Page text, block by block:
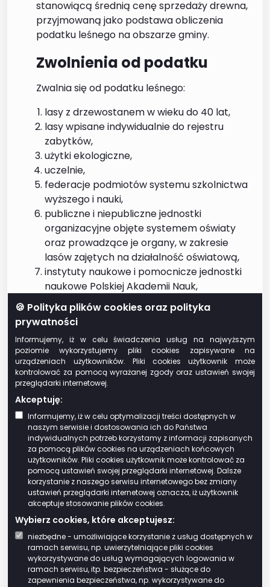
🍪 Polityka plików cookies oraz polityka
prywatności
Informujemy, iż w celu świadczenia usług na najwyższym
poziomie wykorzystujemy pliki cookies zapisywane na
urządzeniach użytkowników. Pliki cookies użytkownik może
kontrolować za pomocą wyrażanej zgody oraz ustawień swojej
przeglądarki internetowej.
Akceptuję:
Informujemy, iż w celu optymalizacji treści dostępnych w
naszym serwisie i dostosowania ich do Państwa
indywidualnych potrzeb korzystamy z informacji zapisanych
za pomocą plików cookies na urządzeniach końcowych
użytkowników. Pliki cookies użytkownik może kontrolować za
pomocą ustawień swojej przeglądarki internetowej. Dalsze
korzystanie z naszego serwisu internetowego bez zmiany
ustawień przeglądarki internetowej oznacza, iż użytkownik
akceptuje stosowanie plików cookies.
Wybierz cookies, które akceptujesz:
niezbędne - umożliwiające korzystanie z usług dostępnych w
ramach serwisu, np. uwierzytelniające pliki cookies
wykorzystywane do usług wymagających logowania w
ramach serwisu, itp. bezpieczeństwa - służące do
zapewnienia bezpieczeństwa, np. wykorzystywane do
stanowiącą średnią cenę sprzedaży drewna,
przyjmowaną jako podstawa obliczenia
podatku leśnego na obszarze gminy.
Zwolnienia od podatku
Zwalnia się od podatku leśnego:
lasy z drzewostanem w wieku do 40 lat,
lasy wpisane indywidualnie do rejestru
zabytków,
użytki ekologiczne,
uczelnie,
federacje podmiotów systemu szkolnictwa
wyższego i nauki,
publiczne i niepubliczne jednostki
organizacyjne objęte systemem oświaty
oraz prowadzące je organy, w zakresie
lasów zajętych na działalność oświatową,
instytuty naukowe i pomocnicze jednostki
naukowe Polskiej Akademii Nauk,
prowadzących zakłady pracy chronionej
lub zakłady aktywności zawodowej, na
warunkach określonych w ustawie o
podatku leśnym,
instytuty badawcze,
przedsiębiorców o statusie centrum
badawczo-rozwojowego, uzyskanym na
zasadach określonych w przepisach o
niektórych formach wspierania
działalności innowacyjnej – w odniesieniu
do przedmiotów opodatkowania zajętych
na cele prowadzonych badań i prac
rozwojowych,
Krajowy Zasób Nieruchomości [1].
Rada gminy w uchwale może wprowadzić
również inne zwolnienia przedmiotowe, z
uwzględnieniem przepisów dotyczących
pomocy publicznej.